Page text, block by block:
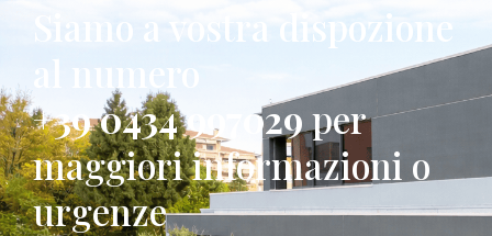
Siamo a vostra dispozione
al numero
+39 0434 997029per
maggiori informazioni o
urgenze